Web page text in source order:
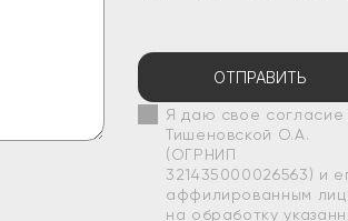
ОТПРАВИТЬ
Я даю свое согласие
Тишеновской О.А.
(ОГРНИП
321435000026563) и
аффилированным
на обработку